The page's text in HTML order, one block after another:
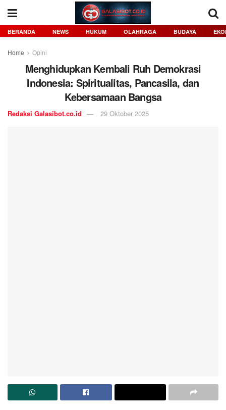
BERANDA NEWS HUKUM OLAHRAGA BUDAYA
Home Opini
Menghidupkan Kembali Ruh Demokrasi
Indonesia: Spiritualitas, Pancasila, dan
Kebersamaan Bangsa
Redaksi Galasibot.co.id 29 Oktober 2025